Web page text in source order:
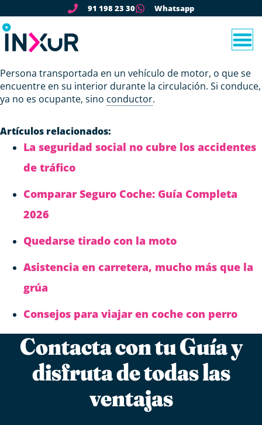
91 198 23 30 Whatsapp
Persona transportada en un vehículo de motor, o que se
encuentre en su interior durante la circulación. Si conduce,
ya no es ocupante, sino conductor.
Artículos relacionados:
La seguridad social no cubre los accidentes
de tráfico
Comparar Seguro Coche: Guía Completa
2026
Quedarse tirado con la moto
Asistencia en carretera, mucho más que la
grúa
Consejos para viajar en coche con perro
Contacta con tu Guía y
disfruta de todas las
ventajas